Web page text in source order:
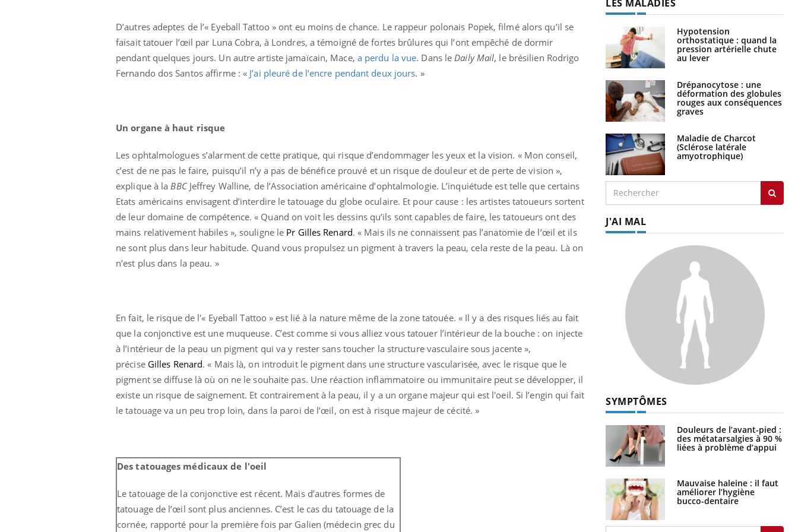
D’autres adeptes de l’« Eyeball Tattoo » ont eu moins de chance. Le rappeur polonais Popek, filmé alors qu’il se
faisait tatouer l’œil par Luna Cobra, à Londres, a témoigné de fortes brûlures qui l’ont empêché de dormir
pendant quelques jours. Un autre artiste jamaïcain, Mace, a perdu la vue. Dans leDaily Mail, le brésilien Rodrigo
Fernando dos Santos affirme : « J’ai pleuré de l’encre pendant deux jours. »
Un organe à haut risque
Les ophtalmologues s’alarment de cette pratique, qui risque d’endommager les yeux et la vision. « Mon conseil,
c’est de ne pas le faire, puisqu’il n’y a pas de bénéfice prouvé et un risque de douleur et de perte de vision »,
explique à laBBCJeffrey Walline, de l’Association américaine d’ophtalmologie. L’inquiétude est telle que certains
Etats américains envisagent d’interdire le tatouage du globe oculaire. Et pour cause : les artistes tatoueurs sortent
de leur domaine de compétence. « Quand on voit les dessins qu’ils sont capables de faire, les tatoueurs ont des
mains relativement habiles », souligne le Pr Gilles Renard. « Mais ils ne connaissent pas l’anatomie de l’œil et ils
ne sont plus dans leur habitude. Quand vous propulsez un pigment à travers la peau, cela reste de la peau. Là on
n’est plus dans la peau. »
En fait, le risque de l'« Eyeball Tattoo » est lié à la nature même de la zone tatouée. « Il y a des risques liés au fait
que la conjonctive est une muqueuse. C’est comme si vous alliez vous tatouer l’intérieur de la bouche : on injecte
à l’intérieur de la peau un pigment qui va y rester sans toucher la structure vasculaire sous jacente »,
précise Gilles Renard. « Mais là, on introduit le pigment dans une structure vascularisée, avec le risque que le
pigment se diffuse là où on ne le souhaite pas. Une réaction inflammatoire ou immunitaire peut se développer, il
existe un risque de saignement. Et contrairement à la peau, il y a un organe majeur qui est l'oeil. Si l’engin qui fait
le tatouage va un peu trop loin, dans la paroi de l’œil, on est à risque majeur de cécité. »
Des tatouages médicaux de l'oeil
Le tatouage de la conjonctive est récent. Mais d’autres formes de
tatouage de l’œil sont plus anciennes. C’est le cas du tatouage de la
cornée, rapporté pour la première fois par Galien (médecin grec du
LES MALADIES
Hypotension
orthostatique : quand la
pression artérielle chute
au lever
Drépanocytose : une
déformation des globules
rouges aux conséquences
graves
Maladie de Charcot
(Sclérose latérale
amyotrophique)
J'AI MAL
SYMPTÔMES
Douleurs de l’avant-pied :
des métatarsalgies à 90 %
liées à problème d’appui
Mauvaise haleine : il faut
améliorer l’hygiène
bucco-dentaire